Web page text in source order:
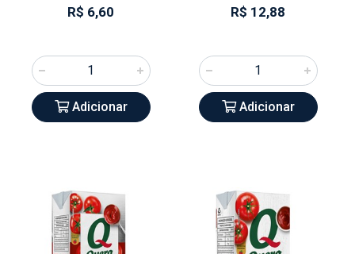
R$ 6,60
Adicionar
R$ 12,88
Adicionar